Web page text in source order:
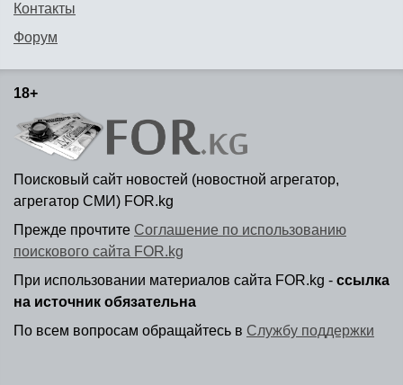
Контакты
Форум
18+
Поисковый сайт новостей (новостной агрегатор,
агрегатор СМИ) FOR.kg
Прежде прочтите Соглашение по использованию
поискового сайта FOR.kg
При использовании материалов сайта FOR.kg - ссылка
на источник обязательна
По всем вопросам обращайтесь в Службу поддержки